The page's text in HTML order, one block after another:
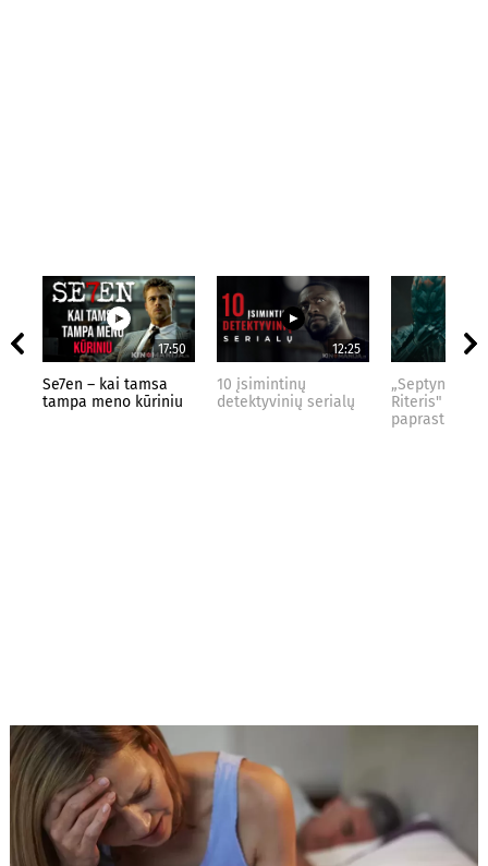
17:50
Se7en – kai tamsa
tampa meno kūriniu
12:25
10 įsimintinų
detektyvinių serialų
„Septynių
Riteris" – kai
paprastumas